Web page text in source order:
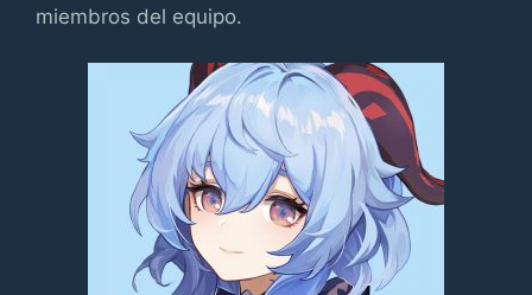
miembros del equipo.